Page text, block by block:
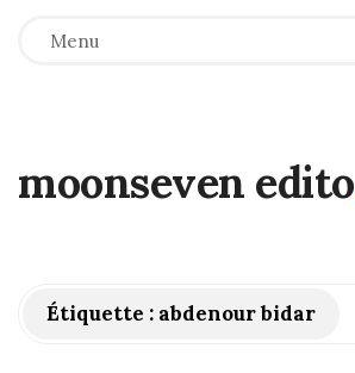
Menu
moonseven edito
Étiquette : abdenour bidar